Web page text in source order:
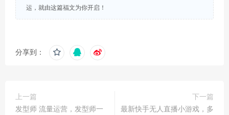
运，就由这篇福文为你开启！
分享到：
上一篇
发型师 流量运营，发型师一
下一篇
最新快手无人直播小游戏，多